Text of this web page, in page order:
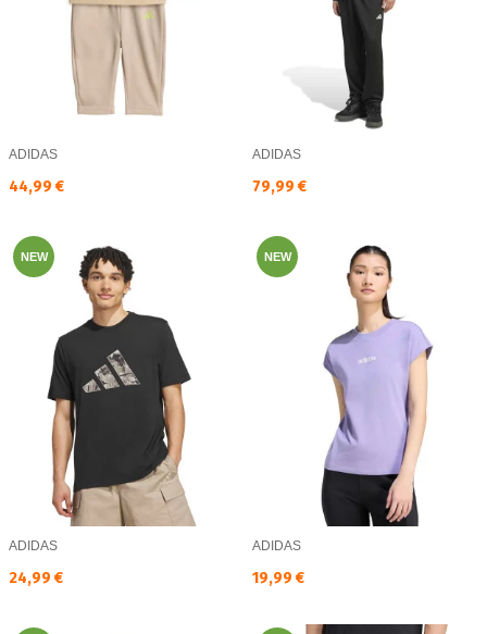
ADIDAS
Текуща цена:
44,99 €
ADIDAS
Текуща цена:
79,99 €
NEW
ADIDAS
Текуща цена:
24,99 €
NEW
ADIDAS
Текуща цена:
19,99 €